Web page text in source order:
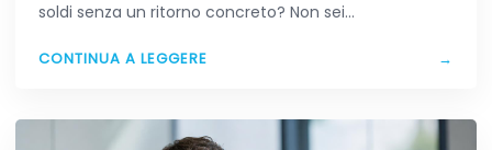
soldi senza un ritorno concreto? Non sei…
CONTINUA A LEGGERE →